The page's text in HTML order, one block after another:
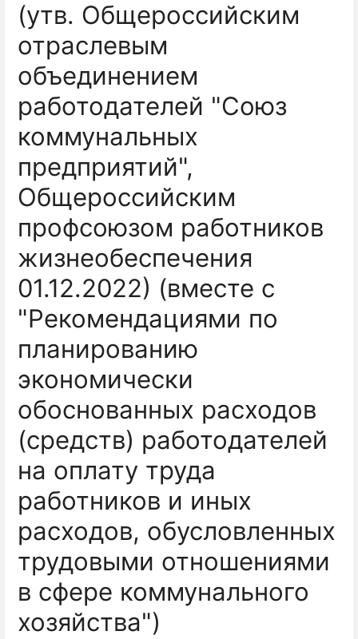
(утв. Общероссийским
отраслевым
объединением
работодателей "Союз
коммунальных
предприятий",
Общероссийским
профсоюзом работников
жизнеобеспечения
01.12.2022) (вместе с
"Рекомендациями по
планированию
экономически
обоснованных расходов
(средств) работодателей
на оплату труда
работников и иных
расходов, обусловленных
трудовыми отношениями
в сфере коммунального
хозяйства")